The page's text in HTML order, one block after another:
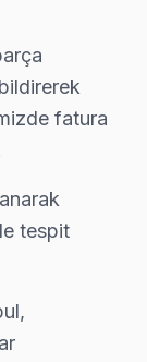
sık
disk okuma
hangi
modeli
arayüzü
önce
Ulaşılır?
fatura
tespit